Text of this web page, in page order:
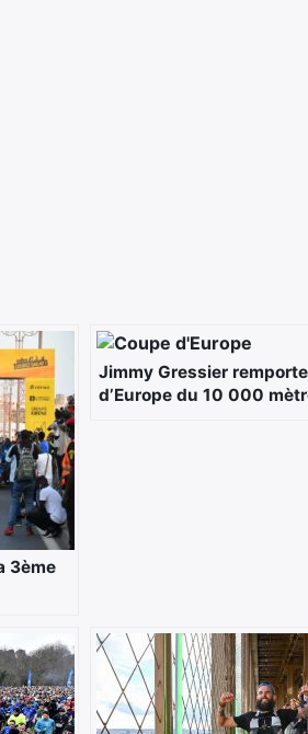
3ème
Jimmy Gressier
d’Europe du 10 000